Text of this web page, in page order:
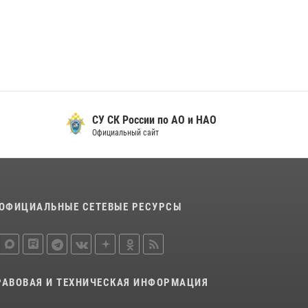
СУ СК России по АО и НАО
Официальный сайт
СЕТЕВЫЕ РЕСУРСЫ
И ТЕХНИЧЕСКАЯ ИНФОРМАЦИЯ